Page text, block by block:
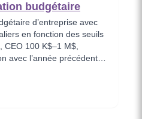
budgétaire
d’entreprise avec
en fonction des seuils
100 K$–1 M$,
avec l’année précédente